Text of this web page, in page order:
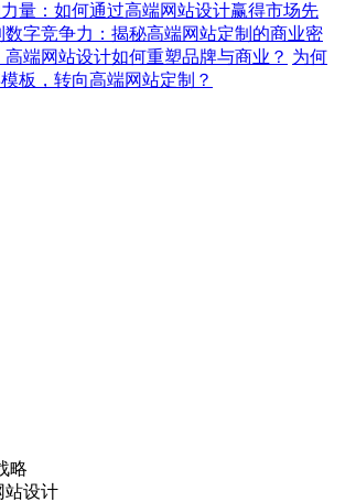
量：如何通过高端网站设计赢得市场先
数字竞争力：揭秘高端网站定制的商业密
端网站设计如何重塑品牌与商业？ 为何
板，转向高端网站定制？
略
站设计